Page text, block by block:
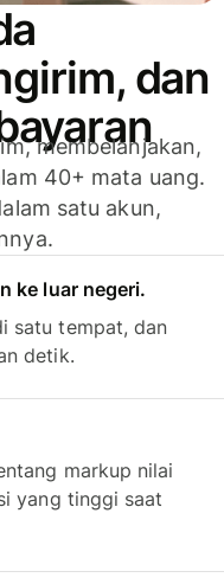
dan
membelanjakan,
40+ mata uang.
satu akun,
ke luar negeri.
satu tempat, dan
detik.
markup nilai
yang tinggi saat